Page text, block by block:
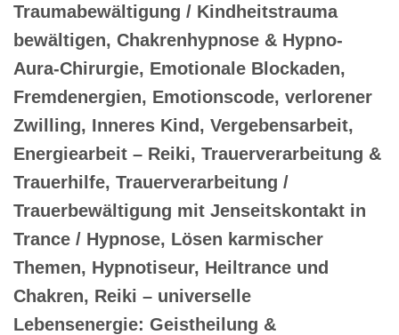
Traumabewältigung / Kindheitstrauma
bewältigen, Chakrenhypnose & Hypno-
Aura-Chirurgie, Emotionale Blockaden,
Fremdenergien, Emotionscode, verlorener
Zwilling, Inneres Kind, Vergebensarbeit,
Energiearbeit – Reiki, Trauerverarbeitung &
Trauerhilfe, Trauerverarbeitung /
Trauerbewältigung mit Jenseitskontakt in
Trance / Hypnose, Lösen karmischer
Themen, Hypnotiseur, Heiltrance und
Chakren, Reiki – universelle
Lebensenergie: Geistheilung &